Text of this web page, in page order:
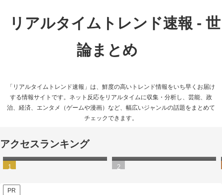
リアルタイムトレンド速報 - 世
論まとめ
「リアルタイムトレンド速報」は、鮮度の高いトレンド情報をいち早くお届け
する情報サイトです。ネット反応をリアルタイムに収集・分析し、芸能、政
治、経済、エンタメ（ゲームや漫画）など、幅広いジャンルの話題をまとめて
チェックできます。
アクセスランキング
【動画あり】渋谷駅が大雨
で“水没”状態に…
式に不満の声相次ぐ
PR